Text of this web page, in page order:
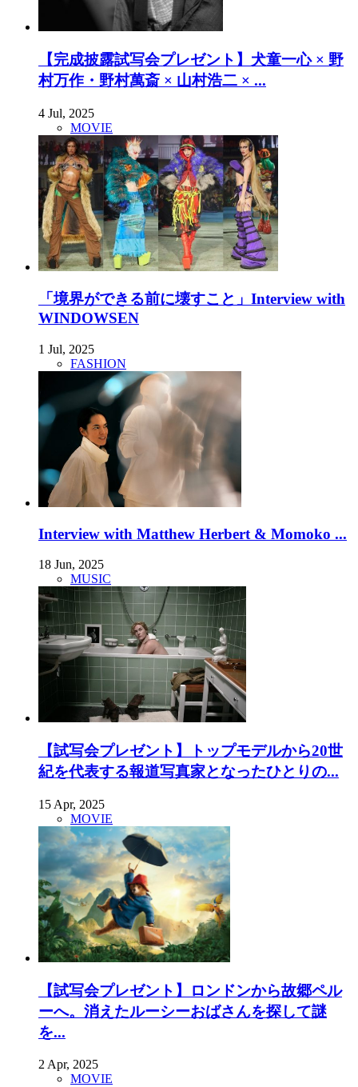
【完成披露試写会プレゼント】犬童一心 × 野
村万作・野村萬斎 × 山村浩二 × ...
4 Jul, 2025
MOVIE
「境界ができる前に壊すこと」Interview with
WINDOWSEN
1 Jul, 2025
FASHION
Interview with Matthew Herbert & Momoko ...
18 Jun, 2025
MUSIC
【試写会プレゼント】トップモデルから20世
紀を代表する報道写真家となったひとりの...
15 Apr, 2025
MOVIE
【試写会プレゼント】ロンドンから故郷ペル
ーへ。消えたルーシーおばさんを探して謎
を...
2 Apr, 2025
MOVIE